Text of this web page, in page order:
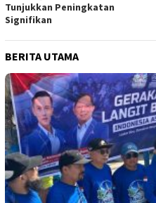
Tunjukkan Peningkatan
Signifikan
BERITA UTAMA